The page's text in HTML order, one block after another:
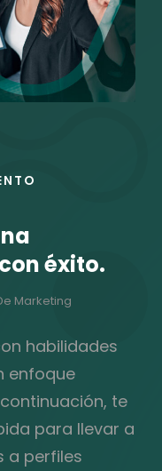
éxito.
Marketing
habilidades
enfoque
te
para llevar a
a perfiles